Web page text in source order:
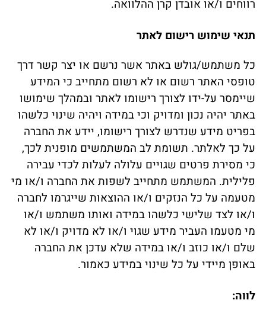
רווחים ו/או אובדן קרן ההלוואה.
תנאי שימוש רישום לאתר
כל משתמש/גולש באתר אשר נרשם או יצר קשר דרך
טופסי האתר רשום או לא רשום מתחייב כי המידע
שיימסר על-ידו לצורך רישומו לאתר ובמהלך שימושו
באתר יהיה נכון ומדויק וכי במידה ויהיה שינוי כלשהו
בפריט מידע שנדרש לצורך רישומו, יידע את החברה
על כך לאלתר. תשומת לב המשתמשים מופנית לכך,
כי מסירת פרטים שגויים עלולה לעלות לכדי עבירה
פלילית. המשתמש מתחייב לשפות את החברה ו/או מי
מטעמה על כל הנזקים ו/או ההוצאות שייגרמו לחברה
ו/או לצד שלישי כלשהו במידה ואותו משתמש ו/או
מי מטעמו העביר מידע שגוי ו/או לא מדויק ו/או לא
שלם ו/או כוזב ו/או במידה שלא עדכן את החברה
באופן מיידי על כל שינוי במידע כאמור.
לווה: